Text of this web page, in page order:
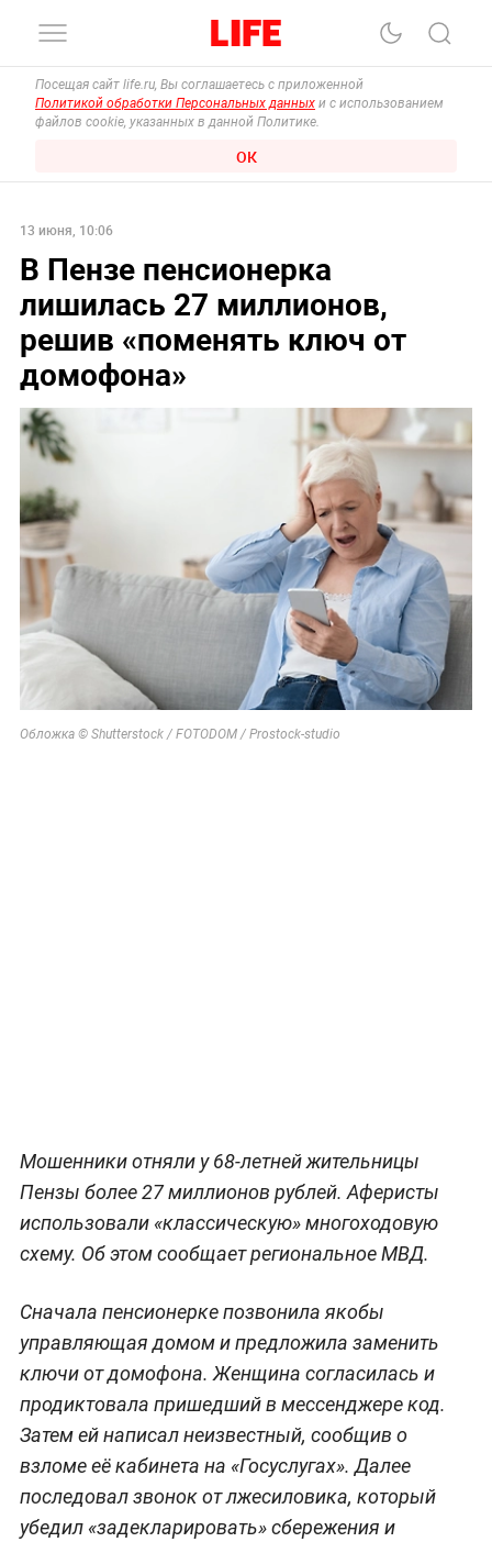
Посещая сайт life.ru, Вы соглашаетесь с приложенной
Политикой обработки Персональных данных и с использованием
файлов cookie, указанных в данной Политике.
ОК
13 июня, 10:06
В Пензе пенсионерка
лишилась 27 миллионов,
решив «поменять ключ от
домофона»
Обложка © Shutterstock / FOTODOM / Prostock-studio
Мошенники отняли у 68-летней жительницы
Пензы более 27 миллионов рублей. Аферисты
использовали «классическую» многоходовую
схему. Об этом сообщает региональное МВД.
Сначала пенсионерке позвонила якобы
управляющая домом и предложила заменить
ключи от домофона. Женщина согласилась и
продиктовала пришедший в мессенджере код.
Затем ей написал неизвестный, сообщив о
взломе её кабинета на «Госуслугах». Далее
последовал звонок от лжесиловика, который
убедил «задекларировать» сбережения и